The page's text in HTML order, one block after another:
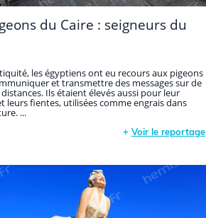
du Caire : seigneurs du
les égyptiens ont eu recours aux pigeons
et transmettre des messages sur de
Ils étaient élevés aussi pour leur
leurs fientes, utilisées comme engrais dans
...
+ Voir le reportage